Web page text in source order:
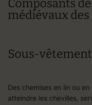
Composants
médiévaux
Sous-
Des chemises en lin ou
atteindre les chevilles,